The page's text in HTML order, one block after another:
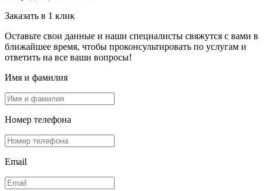
Заказать в 1 клик
Оставьте свои данные и наши специалисты свяжутся с вами в
ближайшее время, чтобы проконсультировать по услугам и
ответить на все ваши вопросы!
Имя и фамилия
Номер телефона
Email